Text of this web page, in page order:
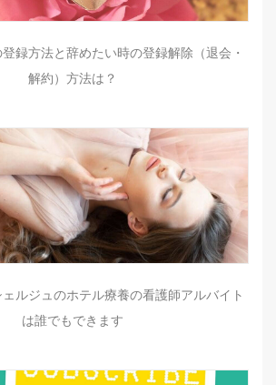
録方法と辞めたい時の登録解除（退会・
解約）方法は？
ルジュのホテル療養の看護師アルバイト
は誰でもできます